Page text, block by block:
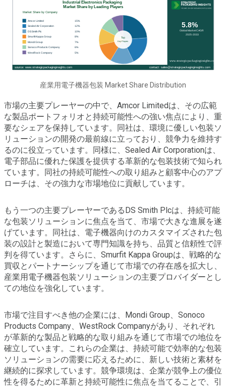
産業用電子機器包装 Market Share Distribution
市場の主要プレーヤーの中で、Amcor Limitedは、その広範
な製品ポートフォリオと持続可能性への強い焦点により、重
要なシェアを保持しています。同社は、環境に優しい包装ソ
リューションの開発の最前線に立っており、競争力を維持す
るのに役立っています。同様に、Sealed Air Corporationは、
電子部品に優れた保護を提供する革新的な包装技術で知られ
ています。同社の持続可能性への取り組みと顧客中心のアプ
ローチは、その強力な市場地位に貢献しています。
もう一つの主要プレーヤーであるDS Smith Plcは、持続可能
な包装ソリューションに焦点を当て、市場で大きな進展を遂
げています。同社は、電子機器向けのカスタマイズされた包
装の設計と製造において専門知識を持ち、品質と信頼性で評
判を得ています。さらに、Smurfit Kappa Groupは、戦略的な
買収とパートナーシップを通じて市場での存在感を拡大し、
産業用電子機器包装ソリューションの主要プロバイダーとし
ての地位を強化しています。
市場で注目すべき他の企業には、Mondi Group、Sonoco
Products Company、WestRock Companyがあり、それぞれ
が革新的な製品と戦略的な取り組みを通じて市場での地位を
確立しています。これらの企業は、持続可能で効率的な包装
ソリューションの需要に応えるために、新しい技術と素材を
継続的に探求しています。競争環境は、企業が競争上の優位
性を得るために革新と持続可能性に焦点を当てることで、引